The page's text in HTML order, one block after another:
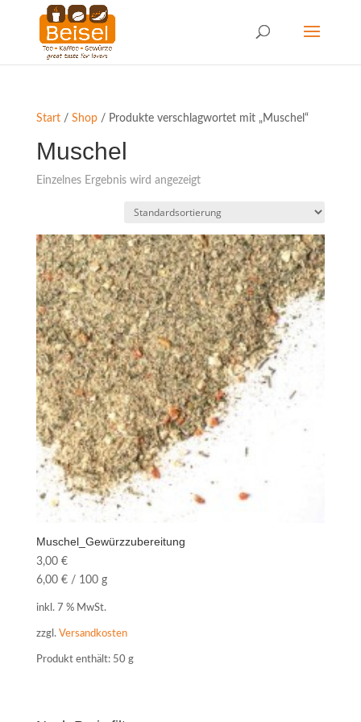
Start/ Shop/ Produkte verschlagwortet mit „Muschel“
Muschel
Einzelnes Ergebnis wird angezeigt
Muschel_Gewürzzubereitung
3,00 €
6,00 €/ 100 g
inkl. 7 % MwSt.
zzgl. Versandkosten
Produkt enthält: 50 g